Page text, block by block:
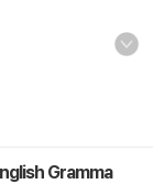
Gramma